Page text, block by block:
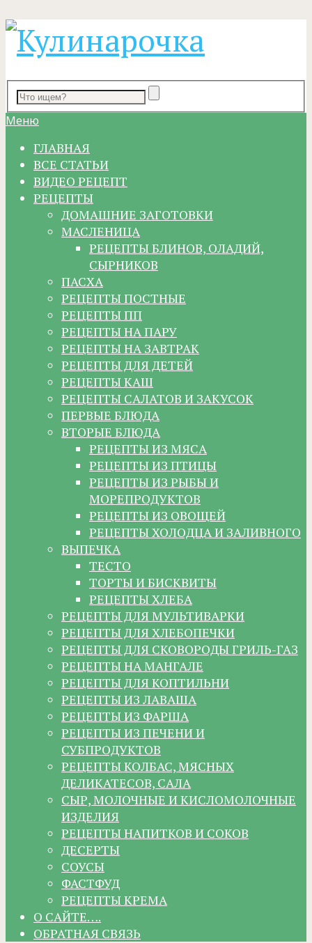
Меню
ГЛАВНАЯ
ВСЕ СТАТЬИ
ВИДЕО РЕЦЕПТ
РЕЦЕПТЫ
ДОМАШНИЕ ЗАГОТОВКИ
МАСЛЕНИЦА
РЕЦЕПТЫ БЛИНОВ, ОЛАДИЙ,
СЫРНИКОВ
ПАСХА
РЕЦЕПТЫ ПОСТНЫЕ
РЕЦЕПТЫ ПП
РЕЦЕПТЫ НА ПАРУ
РЕЦЕПТЫ НА ЗАВТРАК
РЕЦЕПТЫ ДЛЯ ДЕТЕЙ
РЕЦЕПТЫ КАШ
РЕЦЕПТЫ САЛАТОВ И ЗАКУСОК
ПЕРВЫЕ БЛЮДА
ВТОРЫЕ БЛЮДА
РЕЦЕПТЫ ИЗ МЯСА
РЕЦЕПТЫ ИЗ ПТИЦЫ
РЕЦЕПТЫ ИЗ РЫБЫ И
МОРЕПРОДУКТОВ
РЕЦЕПТЫ ИЗ ОВОЩЕЙ
РЕЦЕПТЫ ХОЛОДЦА И ЗАЛИВНОГО
ВЫПЕЧКА
ТЕСТО
ТОРТЫ И БИСКВИТЫ
РЕЦЕПТЫ ХЛЕБА
РЕЦЕПТЫ ДЛЯ МУЛЬТИВАРКИ
РЕЦЕПТЫ ДЛЯ ХЛЕБОПЕЧКИ
РЕЦЕПТЫ ДЛЯ СКОВОРОДЫ ГРИЛЬ-ГАЗ
РЕЦЕПТЫ НА МАНГАЛЕ
РЕЦЕПТЫ ДЛЯ КОПТИЛЬНИ
РЕЦЕПТЫ ИЗ ЛАВАША
РЕЦЕПТЫ ИЗ ФАРША
РЕЦЕПТЫ ИЗ ПЕЧЕНИ И
СУБПРОДУКТОВ
РЕЦЕПТЫ КОЛБАС, МЯСНЫХ
ДЕЛИКАТЕСОВ, САЛА
СЫР, МОЛОЧНЫЕ И КИСЛОМОЛОЧНЫЕ
ИЗДЕЛИЯ
РЕЦЕПТЫ НАПИТКОВ И СОКОВ
ДЕСЕРТЫ
СОУСЫ
ФАСТФУД
РЕЦЕПТЫ КРЕМА
О САЙТЕ….
ОБРАТНАЯ СВЯЗЬ